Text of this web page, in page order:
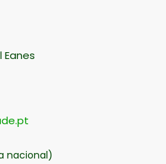
Eanes
nacional)